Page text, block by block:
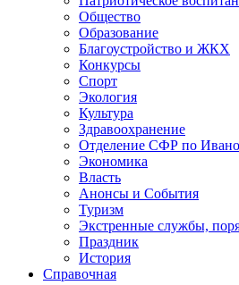
Общество
Образование
Благоустройство и ЖКХ
Конкурсы
Спорт
Экология
Культура
Здравоохранение
Отделение СФР по
Экономика
Власть
Анонсы и События
Туризм
Экстренные службы,
Праздник
История
Справочная